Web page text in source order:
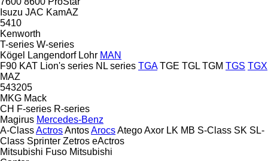
Isuzu JAC KamAZ
5410
Kenworth
T-series W-series
Kögel
Langendorf Lohr MAN
F90 KAT Lion's series NL series TGA TGE TGL TGM TGS TGX
MAZ
543205
MKG Mack
CH F-series R-series
Magirus Mercedes-Benz
A-ClassActrosAntosArocsAtegoAxor LK MB S-Class SK SL-
Class Sprinter Zetros eActros
Mitsubishi Fuso Mitsubishi